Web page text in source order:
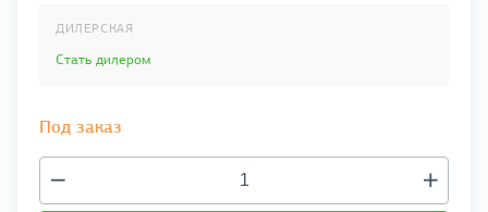
ДИЛЕРСКАЯ
Стать дилером
Под заказ